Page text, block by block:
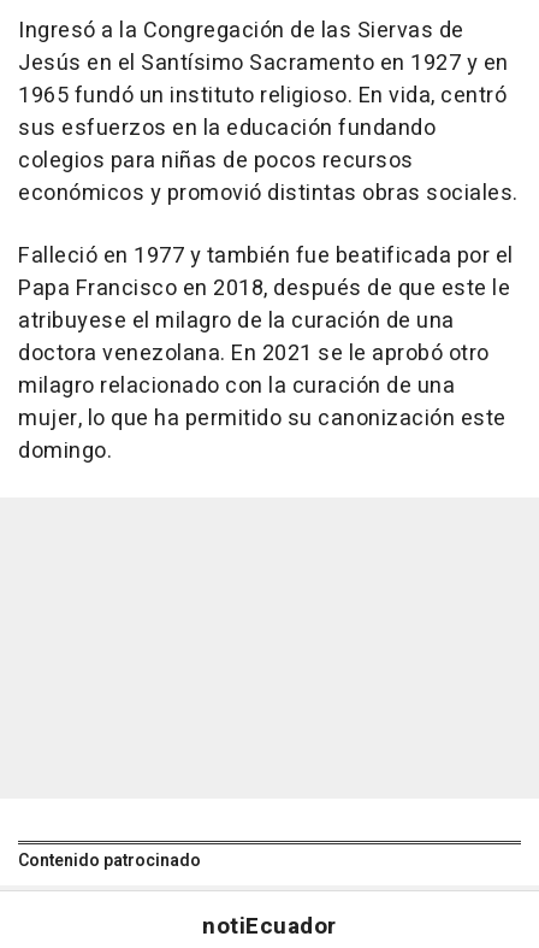
Ingresó a la Congregación de las Siervas de
Jesús en el Santísimo Sacramento en 1927 y en
1965 fundó un instituto religioso. En vida, centró
sus esfuerzos en la educación fundando
colegios para niñas de pocos recursos
económicos y promovió distintas obras sociales.
Falleció en 1977 y también fue beatificada por el
Papa Francisco en 2018, después de que este le
atribuyese el milagro de la curación de una
doctora venezolana. En 2021 se le aprobó otro
milagro relacionado con la curación de una
mujer, lo que ha permitido su canonización este
domingo.
Contenido patrocinado
notiEcuador